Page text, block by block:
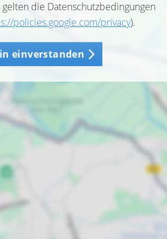
die Datenschutzbedingungen
policies.google.com/privacy).
einverstanden